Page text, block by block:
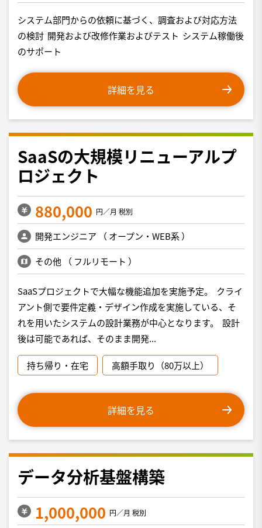
システム部門からの依頼に基づく、調査および対応方法
の検討 開発および改修作業およびテスト システム稼働後
のサポート
詳細を見る
SaaSの大規模リニューアルプ
ロジェクト
880,000 円／月 税別
開発エンジニア （ オープン・WEB系）
その他 （ フルリモート ）
SaaSプロジェクトで大幅な機能追加を実施予定。 クライ
アント側で要件定義・デザイン作成を実施している、そ
れを用いたシステムの設計業務が中心となります。 設計
後は可能であれば、そのまま開発...
持ち帰り・在宅 高額手取り（80万以上）
詳細を見る
データ分析基盤構築
1,000,000 円／月 税別